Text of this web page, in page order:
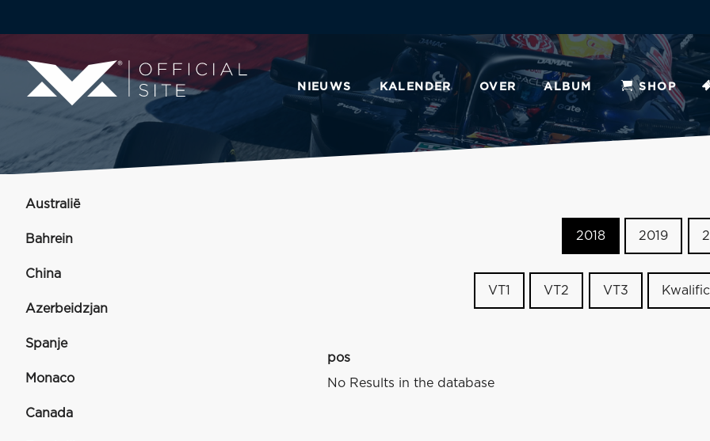
NIEUWS KALENDER OVER ALBUM SHOP
Australië
Bahrein
China
Azerbeidzjan
Spanje
Monaco
Canada
2018 2019
VT1 VT2 VT3
pos
No Results in the database